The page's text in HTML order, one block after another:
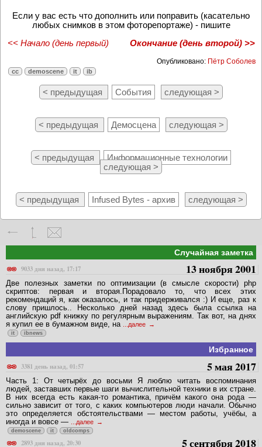
Если у вас есть что дополнить или поправить (касательно
любых снимков в этом фоторепортаже) - пишите
<< Начало (день первый)
Окончание (день второй) >>
Опубликовано: Пётр Соболев
cc demoscene it ib
< предыдущая События следующая >
< предыдущая Демосцена следующая >
< предыдущая
Информационные технологии
следующая >
< предыдущая Infused Bytes - архив следующая >
Случайная заметка
9033 дня назад, 17:17
13 ноября 2001
Две полезных заметки по оптимизации (в смысле скорости) php
скриптов: первая и вторая.Порадовало то, что всех этих
рекомендаций я, как оказалось, и так придерживался :) И еще, раз к
слову пришлось.. Несколько дней назад здесь была ссылка на
английскую pdf книжку по регулярным выражениям. Так вот, на днях
я купил ее в бумажном виде, на
...далее
it ibnews
Избранное
3381 день назад, 01:57
5 мая 2017
Часть 1: От четырёх до восьми Я люблю читать воспоминания
людей, заставших первые шаги вычислительной техники в их стране.
В них всегда есть какая-то романтика, причём какого она рода —
сильно зависит от того, с каких компьютеров люди начали. Обычно
это определяется обстоятельствами — местом работы, учёбы, а
иногда и вовсе —
...далее
demoscene it oldcomps
2893 дня назад, 20:30 5 сентября 2018